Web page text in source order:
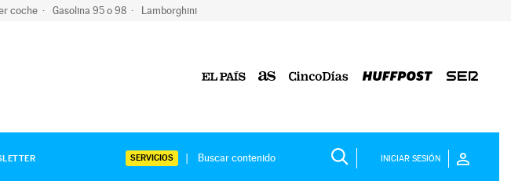
coche Gasolina 95 o 98 Lamborghini
SERVICIOS INICIAR SESIÓN